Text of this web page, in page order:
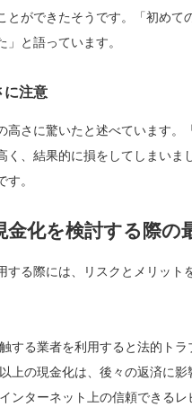
とができたそうです。「初め
と語っています。
に注意
高さに驚いたと述べています。
く、結果的に損をしてしまい
。
化を検討する際の
する際には、リスクとメリッ
する業者を利用すると法的トラ
上の現金化は、後々の返済に影
ンターネット上の信頼できるレ